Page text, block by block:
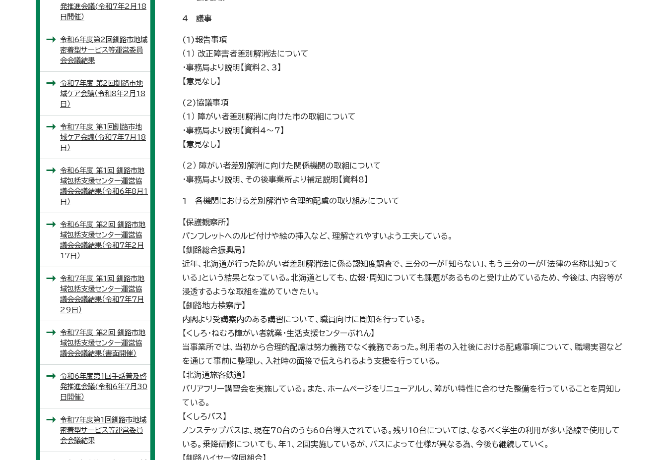
4 議事
(1)報告事項
（1） 改正障害者差別解消法について
・事務局より説明【資料2、3】
【意見なし】
(2)協議事項
（1） 障がい者差別解消に向けた市の取組について
・事務局より説明【資料4～7】
【意見なし】
（2） 障がい者差別解消に向けた関係機関の取組について
・事務局より説明、その後事業所より補足説明【資料8】
1 各機関における差別解消や合理的配慮の取り組みについて
【保護観察所】
パンフレットへのルビ付けや絵の挿入など、理解されやすいよう工夫している。
【釧路総合振興局】
近年、北海道が行った障がい者差別解消法に係る認知度調査で、三分の一が「知らない」、もう三分の一が「法律の名称は知って
いる」という結果となっている。北海道としても、広報・周知についても課題があるものと受け止めているため、今後は、内容等が
浸透するような取組を進めていきたい。
【釧路地方検察庁】
内閣より受講案内のある講習について、職員向けに周知を行っている。
【くしろ・ねむろ障がい者就業・生活支援センターぷれん】
当事業所では、当初から合理的配慮は努力義務でなく義務であった。利用者の入社後における配慮事項について、職場実習など
を通じて事前に整理し、入社時の面接で伝えられるよう支援を行っている。
【北海道旅客鉄道】
バリアフリー講習会を実施している。また、ホームページをリニューアルし、障がい特性に合わせた整備を行っていることを周知し
ている。
【くしろバス】
ノンステップバスは、現在70台のうち60台導入されている。残り10台については、なるべく学生の利用が多い路線で使用して
いる。乗降研修についても、年1、2回実施しているが、バスによって仕様が異なる為、今後も継続していく。
【釧路ハイヤー協同組合】
発推進会議(令和7年2月18
日開催）
令和6年度第2回釧路市地域
密着型サービス等運営委員
会会議結果
令和7年度 第2回釧路市地
域ケア会議（令和8年2月18
日）
令和7年度 第1回釧路市地
域ケア会議（令和7年7月18
日）
令和6年度 第1回 釧路市地
域包括支援センター運営協
議会会議結果（令和6年8月1
日）
令和6年度 第2回 釧路市地
域包括支援センター運営協
議会会議結果（令和7年2月
17日）
令和7年度 第1回 釧路市地
域包括支援センター運営協
議会会議結果（令和7年7月
29日）
令和7年度 第2回 釧路市地
域包括支援センター運営協
議会会議結果（書面開催）
令和6年度第1回手話普及啓
発推進会議(令和6年7月30
日開催）
令和7年度第1回釧路市地域
密着型サービス等運営委員
会会議結果